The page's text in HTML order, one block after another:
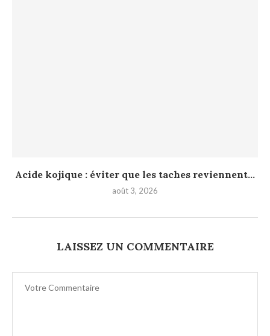
Acide kojique : éviter que les taches reviennent...
août 3, 2026
LAISSEZ UN COMMENTAIRE